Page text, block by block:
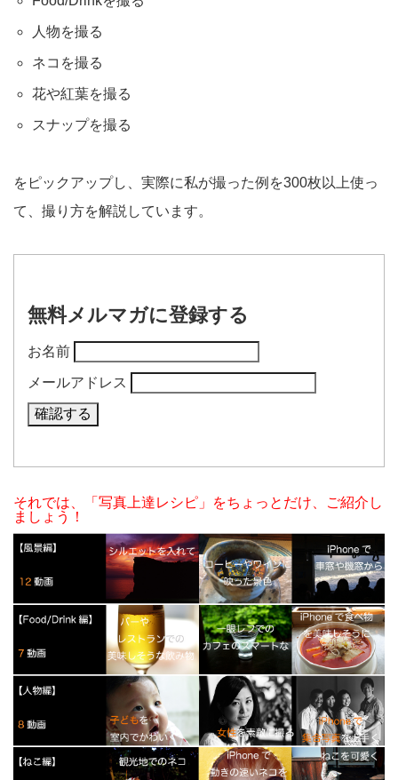
人物を撮る
ネコを撮る
花や紅葉を撮る
スナップを撮る
をピックアップし、実際に私が撮った例を300枚以上使っ
て、撮り方を解説しています。
無料メルマガに登録する
お名前
メールアドレス
それでは、「写真上達レシピ」をちょっとだけ、ご紹介し
ましょう！